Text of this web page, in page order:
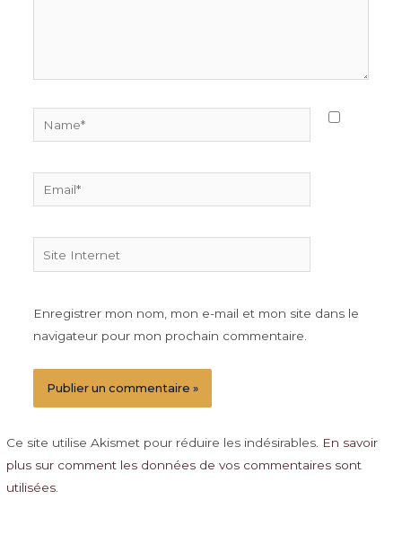
Site
Internet
Enregistrer mon nom, mon e-mail et mon site dans le
navigateur pour mon prochain commentaire.
Ce site utilise Akismet pour réduire les indésirables. En savoir
plus sur comment les données de vos commentaires sont
utilisées